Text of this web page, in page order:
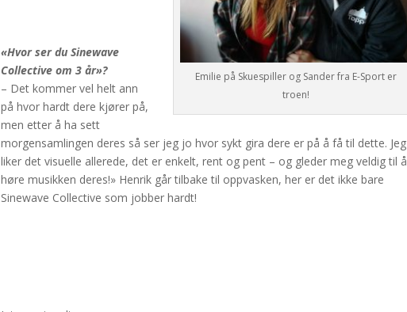
Emilie på Skuespiller og Sander fra E-Sport er
troen!
«Hvor ser du Sinewave
Collective om 3 år»?
– Det kommer vel helt ann
på hvor hardt dere kjører på,
men etter å ha sett
morgensamlingen deres så ser jeg jo hvor sykt gira dere er på å få til dette. Jeg
liker det visuelle allerede, det er enkelt, rent og pent – og gleder meg veldig til å
høre musikken deres!» Henrik går tilbake til oppvasken, her er det ikke bare
Sinewave Collective som jobber hardt!